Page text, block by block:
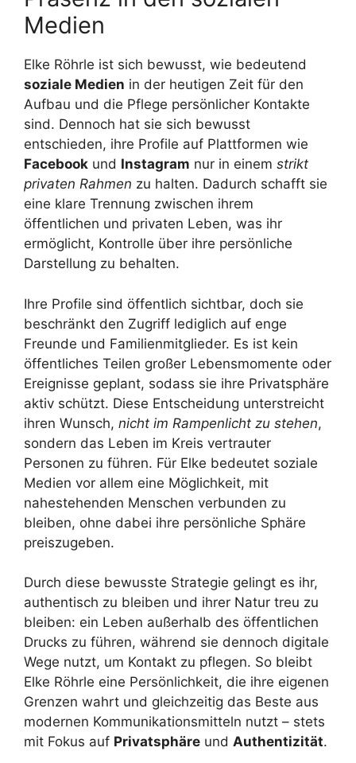
Medien
Elke Röhrle ist sich bewusst, wie bedeutend
soziale Medien in der heutigen Zeit für den
Aufbau und die Pflege persönlicher Kontakte
sind. Dennoch hat sie sich bewusst
entschieden, ihre Profile auf Plattformen wie
Facebook und Instagram nur in einem strikt
privaten Rahmen zu halten. Dadurch schafft sie
eine klare Trennung zwischen ihrem
öffentlichen und privaten Leben, was ihr
ermöglicht, Kontrolle über ihre persönliche
Darstellung zu behalten.
Ihre Profile sind öffentlich sichtbar, doch sie
beschränkt den Zugriff lediglich auf enge
Freunde und Familienmitglieder. Es ist kein
öffentliches Teilen großer Lebensmomente oder
Ereignisse geplant, sodass sie ihre Privatsphäre
aktiv schützt. Diese Entscheidung unterstreicht
ihren Wunsch, nicht im Rampenlicht zu stehen,
sondern das Leben im Kreis vertrauter
Personen zu führen. Für Elke bedeutet soziale
Medien vor allem eine Möglichkeit, mit
nahestehenden Menschen verbunden zu
bleiben, ohne dabei ihre persönliche Sphäre
preiszugeben.
Durch diese bewusste Strategie gelingt es ihr,
authentisch zu bleiben und ihrer Natur treu zu
bleiben: ein Leben außerhalb des öffentlichen
Drucks zu führen, während sie dennoch digitale
Wege nutzt, um Kontakt zu pflegen. So bleibt
Elke Röhrle eine Persönlichkeit, die ihre eigenen
Grenzen wahrt und gleichzeitig das Beste aus
modernen Kommunikationsmitteln nutzt – stets
mit Fokus auf Privatsphäre und Authentizität.